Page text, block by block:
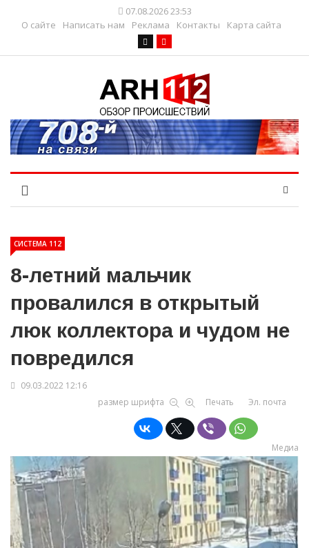
07.08.2026 23:53
О сайте
Написать нам Реклама Контакты Карта сайта
СИСТЕМА 112
8-летний мальчик
провалился в открытый
люк коллектора и чудом не
повредился
09.03.2022 12:16
размер шрифта
Печать Эл. почта
Медиа